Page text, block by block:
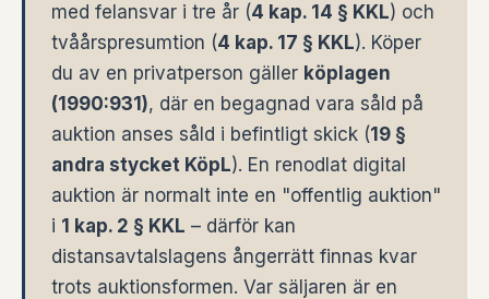
med felansvar i tre år (4 kap. 14 § KKL) och
tvåårspresumtion (4 kap. 17 § KKL). Köper
du av en privatperson gäller köplagen
(1990:931), där en begagnad vara såld på
auktion anses såld i befintligt skick (19 §
andra stycket KöpL). En renodlat digital
auktion är normalt inte en "offentlig auktion"
i 1 kap. 2 § KKL – därför kan
distansavtalslagens ångerrätt finnas kvar
trots auktionsformen. Var säljaren är en